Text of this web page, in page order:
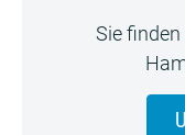
Sie